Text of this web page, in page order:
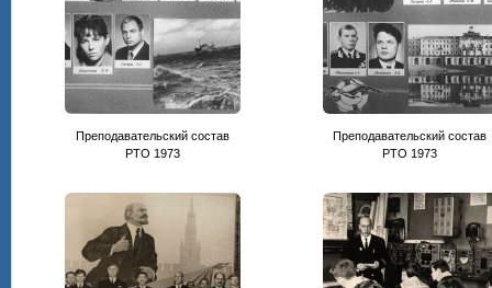
Преподавательский состав
РТО 1973
Преподавательский состав
РТО 1973